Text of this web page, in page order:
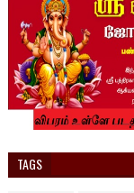
TAGS